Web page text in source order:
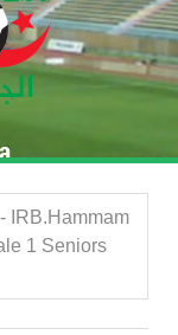
IRB.Hammam
1 Seniors